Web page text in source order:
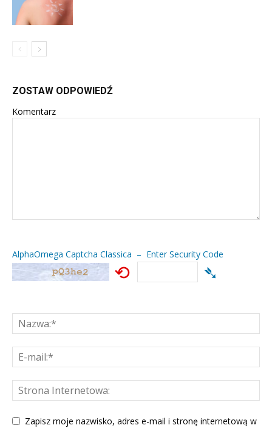
ZOSTAW ODPOWIEDŹ
Komentarz
AlphaOmega Captcha Classica – Enter Security Code
⟲ ➴
Zapisz moje nazwisko, adres e-mail i stronę internetową w